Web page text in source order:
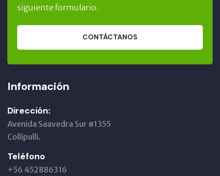
siguiente formulario.
CONTÁCTANOS
Información
Dirección:
Avenida Saavedra Sur #1355
Collipulli.
Teléfono
+56 452886316